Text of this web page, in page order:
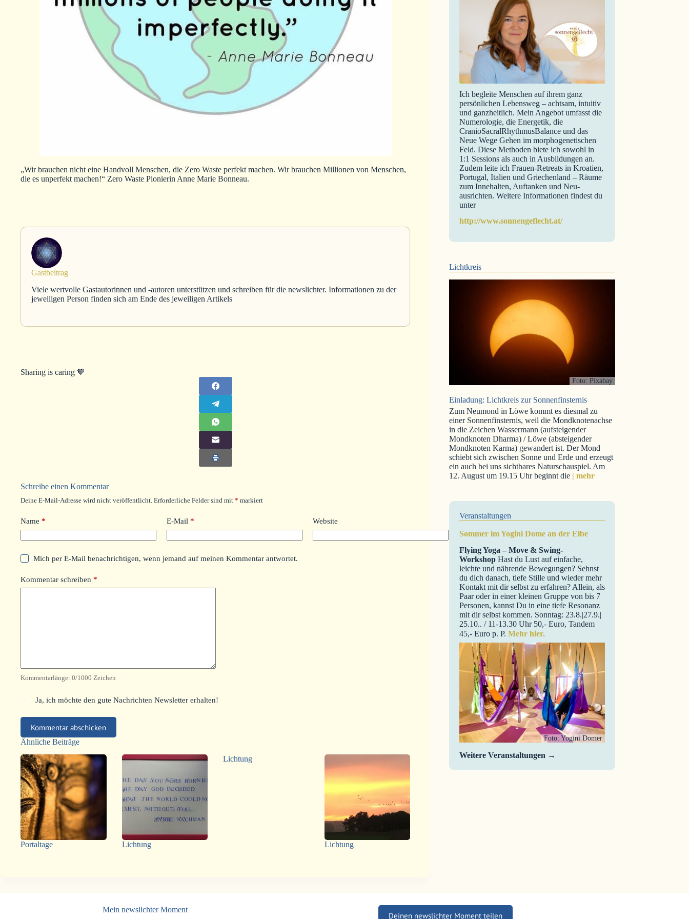
„Wir brauchen nicht eine Handvoll Menschen, die Zero Waste perfekt machen. Wir brauchen Millionen von Menschen,
die es unperfekt machen!“ Zero Waste Pionierin Anne Marie Bonneau.
Sharing is caring 🧡
Gastbeitrag
Viele wertvolle Gastautorinnen und -autoren unterstützen und schreiben für die newslichter. Informationen zu der
jeweiligen Person finden sich am Ende des jeweiligen Artikels
Schreibe einen Kommentar
Deine E-Mail-Adresse wird nicht veröffentlicht. Erforderliche Felder sind mit * markiert
Name * E-Mail * Website
Mich per E-Mail benachrichtigen, wenn jemand auf meinen Kommentar antwortet.
Kommentar schreiben *
Kommentarlänge: 0/1000 Zeichen
Ja, ich möchte den gute Nachrichten Newsletter erhalten!
Kommentar abschicken
Ähnliche Beiträge
Portaltage Lichtung
Lichtung
Lichtung
Ich begleite Menschen auf ihrem ganz
persönlichen Lebensweg – achtsam, intuitiv
und ganzheitlich. Mein Angebot umfasst die
Numerologie, die Energetik, die
CranioSacralRhythmusBalance und das
Neue Wege Gehen im morphogenetischen
Feld. Diese Methoden biete ich sowohl in
1:1 Sessions als auch in Ausbildungen an.
Zudem leite ich Frauen-Retreats in Kroatien,
Portugal, Italien und Griechenland – Räume
zum Innehalten, Auftanken und Neu-
ausrichten. Weitere Informationen findest du
unter
http://www.sonnengeflecht.at/
Lichtkreis
Foto: Pixabay
Einladung: Lichtkreis zur Sonnenfinsternis
Zum Neumond in Löwe kommt es diesmal zu
einer Sonnenfinsternis, weil die Mondknotenachse
in die Zeichen Wassermann (aufsteigender
Mondknoten Dharma) / Löwe (absteigender
Mondknoten Karma) gewandert ist. Der Mond
schiebt sich zwischen Sonne und Erde und erzeugt
ein auch bei uns sichtbares Naturschauspiel. Am
12. August um 19.15 Uhr beginnt die | mehr
Veranstaltungen
Sommer im Yogini Dome an der Elbe
Flying Yoga – Move & Swing-
Workshop Hast du Lust auf einfache,
leichte und nährende Bewegungen? Sehnst
du dich danach, tiefe Stille und wieder mehr
Kontakt mit dir selbst zu erfahren? Allein, als
Paar oder in einer kleinen Gruppe von bis 7
Personen, kannst Du in eine tiefe Resonanz
mit dir selbst kommen. Sonntag: 23.8.|27.9.|
25.10.. / 11-13.30 Uhr 50,- Euro, Tandem
45,- Euro p. P. Mehr hier.
Foto: Yogini Domer
Weitere Veranstaltungen
Mein newslichter Moment
Deinen newslichter Moment teilen